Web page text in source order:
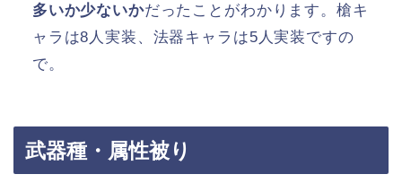
多いか少ないかだったことがわかります。槍キ
ャラは8人実装、法器キャラは5人実装ですの
で。
武器種・属性被り